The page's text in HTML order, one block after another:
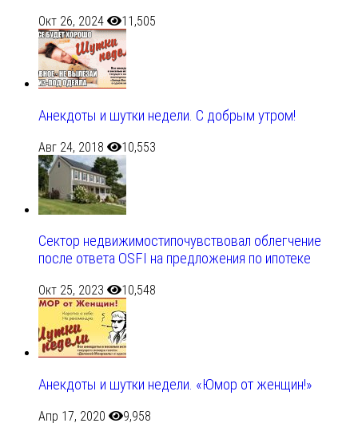
Окт 26, 2024 11,505
Анекдоты и шутки недели. С добрым утром!
Авг 24, 2018 10,553
Сектор недвижимостипочувствовал облегчение
после ответа OSFI на предложения по ипотеке
Окт 25, 2023 10,548
Анекдоты и шутки недели. «Юмор от женщин!»
Апр 17, 2020
9,958